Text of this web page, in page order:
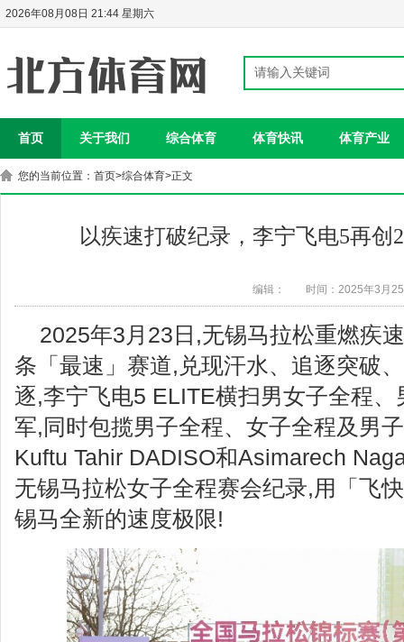
2026年08月08日 21:44 星期六
首页 关于我们 综合体育 体育快讯 体育产业
您的当前位置： 首页>综合体育>正文
以疾速打破纪录，李宁飞电5再创
编辑： 时间：2025年3月
2025年3月23日,无锡马拉松重燃疾
条「最速」赛道,兑现汗水、追逐突破
逐,李宁飞电5 ELITE横扫男女子全程
军,同时包揽男子全程、女子全程及男
Kuftu Tahir DADISO和Asimarech
无锡马拉松女子全程赛会纪录,用「飞
锡马全新的速度极限!